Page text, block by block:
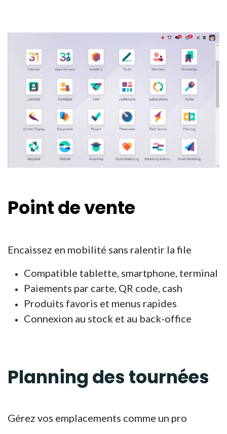
Point devente
Encaissez en mobilité sans ralentir la file
Compatible tablette, smartphone, terminal
Paiements par carte, QR code, cash
Produits favoris et menus rapides
Connexion au stock et au back-office
​Planning des tournées
Gérez vos emplacements comme un pro